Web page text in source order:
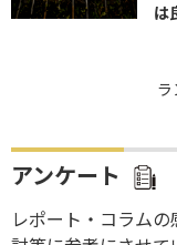
は
ラ
アンケート
レポート・コラム